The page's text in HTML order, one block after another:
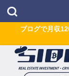
ブログで月収